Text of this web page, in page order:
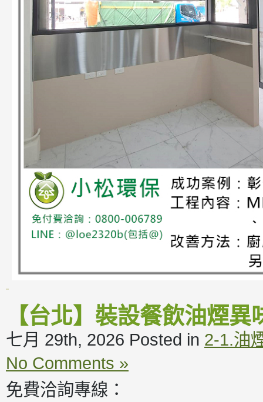
【台北】裝設餐飲油煙
七月 29th, 2026 Posted in 2-1.油
No Comments »
免費洽詢專線：